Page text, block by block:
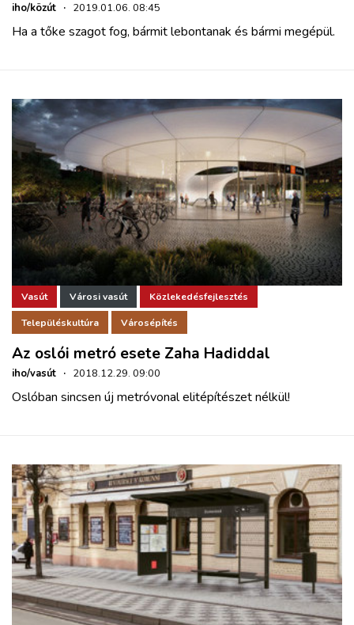
iho/közút · 2019.01.06. 08:45
Ha a tőke szagot fog, bármit lebontanak és bármi megépül.
Vasút Városi vasút Közlekedésfejlesztés
Településkultúra Városépítés
Az oslói metró esete Zaha Hadiddal
iho/vasút · 2018.12.29. 09:00
Oslóban sincsen új metróvonal elitépítészet nélkül!